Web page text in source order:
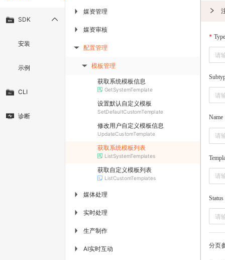
SDK
安装
示例
CLI
诊断
▶ 媒资管理
▶ 媒资审核
▶ 配置管理
▶ 模板管理
获取系统模板信息
GetSystemTemplate
设置默认自定义模板
SetDefaultCustomTemplate
修改用户自定义模板信息
UpdateCustomTemplate
获取系统模板列表
ListSystemTemplates
获取自定义模板列表
ListCustomTemplates
▶ 媒体处理
▶ 实时处理
▶ 生产制作
▶ AI实时互动
Type
Name
Status
分页